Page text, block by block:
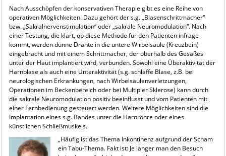
Nach Ausschöpfen der konservativen Therapie gibt es eine Reihe von
operativen Möglichkeiten. Dazu gehört der s.g. „Blasenschrittmacher“
bzw. „Sakralnervenstimulation“ oder „sakrale Neuromodulation“. Nach
einer Testung, die klärt, ob diese Methode für den Patienten infrage
kommt, werden dünne Drähte in die untere Wirbelsäule (Kreuzbein)
eingebracht und mit einem Schrittmacher, der oberhalb des Gesäßes
unter der Haut implantiert wird, verbunden. Sowohl eine Überaktivität der
Harnblase als auch eine Unteraktivität (s.g. schlaffe Blase, z.B. bei
neurologischen Erkrankungen, nach Wirbelsäulenverletzungen,
Operationen im Beckenbereich oder bei Multipler Sklerose) kann durch
die sakrale Neuromodulation positiv beeinflusst und vom Patienten mit
einer Fernbedienung gesteuert werden. Weitere Möglichkeiten sind die
Implantation eines s.g. Bandes unter die Harnröhre oder eines
künstlichen Schließmuskels.
„Häufig ist das Thema Inkontinenz aufgrund der Scham
ein Tabu-Thema. Fakt ist: Je länger man den Besuch